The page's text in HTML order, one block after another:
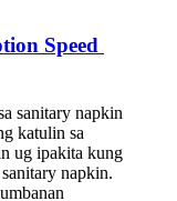
Speed
sanitary napkin
katulin sa
ug ipakita kung
napkin.